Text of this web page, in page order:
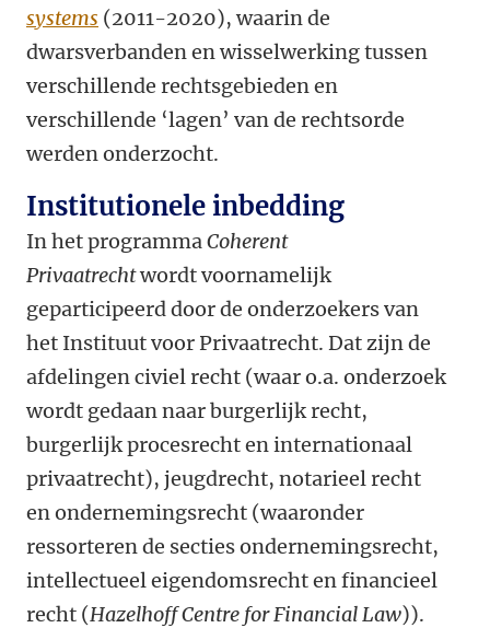
systems (2011-2020), waarin de
dwarsverbanden en wisselwerking tussen
verschillende rechtsgebieden en
verschillende ‘lagen’ van de rechtsorde
werden onderzocht.
Institutionele inbedding
In het programmaCoherent
Privaatrechtwordt voornamelijk
geparticipeerd door de onderzoekers van
het Instituut voor Privaatrecht. Dat zijn de
afdelingen civiel recht (waar o.a. onderzoek
wordt gedaan naar burgerlijk recht,
burgerlijk procesrecht en internationaal
privaatrecht), jeugdrecht, notarieel recht
en ondernemingsrecht (waaronder
ressorteren de secties ondernemingsrecht,
intellectueel eigendomsrecht en financieel
recht (Hazelhoff Centre for Financial Law)).